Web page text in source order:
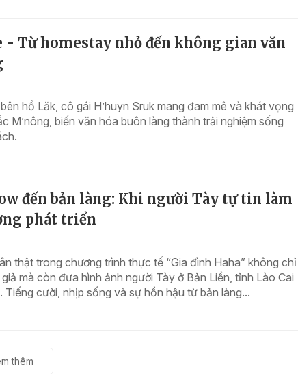
- Từ homestay nhỏ đến không gian văn
hồ Lăk, cô gái H’huyn Sruk mang đam mê và khát vọng
M’nông, biến văn hóa buôn làng thành trải nghiệm sống
đến bản làng: Khi người Tày tự tin làm
phát triển
thật trong chương trình thực tế “Gia đình Haha” không chỉ
mà còn đưa hình ảnh người Tày ở Bản Liền, tỉnh Lào Cai
Tiếng cười, nhịp sống và sự hồn hậu từ bản làng...
thêm